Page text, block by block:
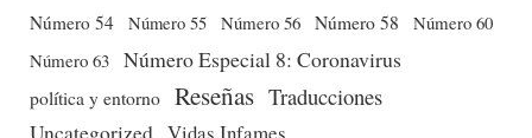
Número 54 Número 55 Número 56 Número 58
Número 60
Número 63 Número Especial 8: Coronavirus
política y entorno Reseñas Traducciones
Uncategorized Vidas Infames